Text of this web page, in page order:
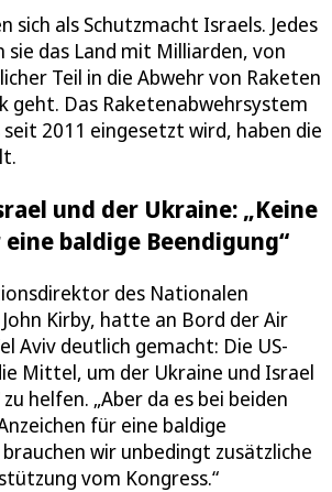
sich als Schutzmacht Israels. Jedes
sie das Land mit Milliarden, von
Teil in die Abwehr von Raketen
geht. Das Raketenabwehrsystem
seit 2011 eingesetzt wird, haben die
und der Ukraine: „Keine
baldige Beendigung“
des Nationalen
Kirby, hatte an Bord der Air
Aviv deutlich gemacht: Die US-
Mittel, um der Ukraine und Israel
zu helfen. „Aber da es bei beiden
für eine baldige
wir unbedingt zusätzliche
vom Kongress.“